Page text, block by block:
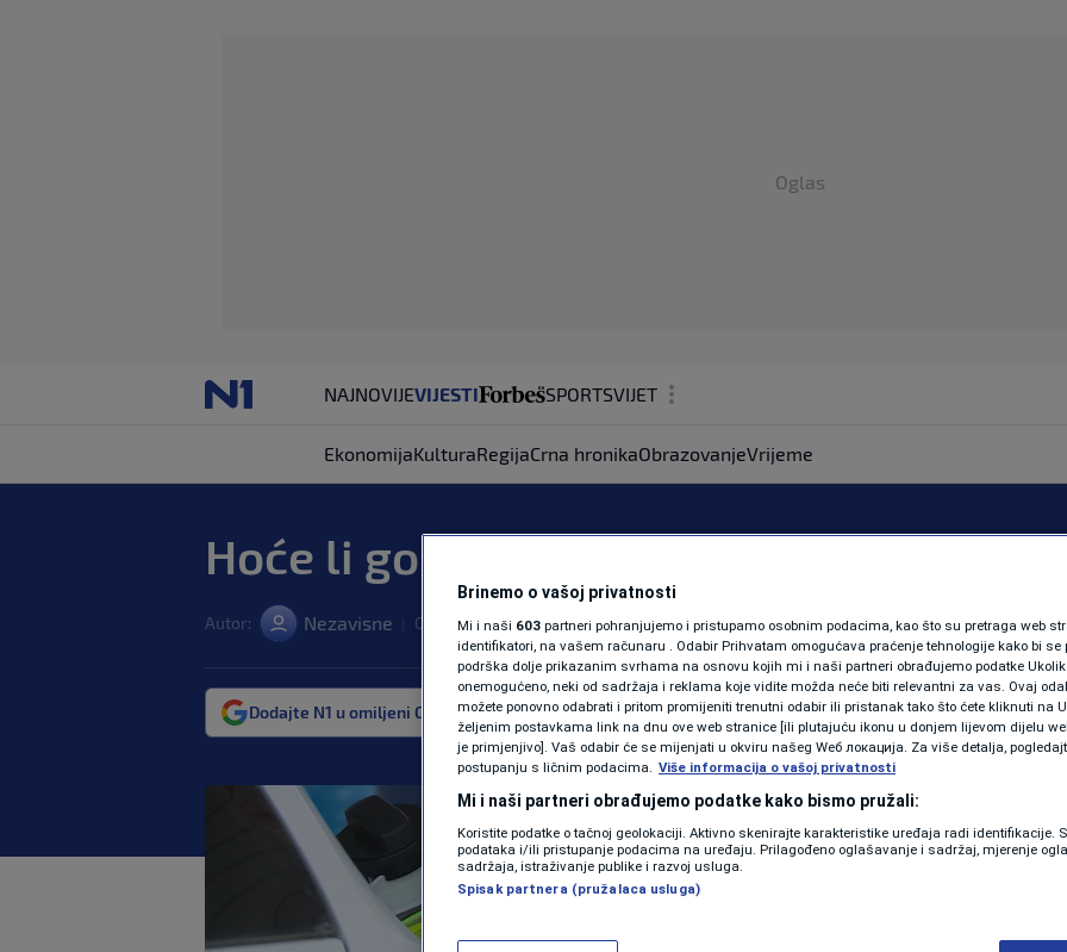
Oglas
NAJNOVIJEVIJESTI SPORTSVIJET
ZDRAVLJE
SHOWBIZ
PODCAST
N1 SPECIJAL
FENOMENI
NEISTRAŽENO
VIRALNO
EkonomijaKulturaRegijaCrna hronikaObrazovanjeVrijeme
Hoće li gorivo u BiH pojeftiniti?
Autor: Nezavisne 05. apr. 2025. 08:33 | VIJESTI | komentara
Dodajte N1 u omiljeni Google izvor Više
Brinemo o vašoj privatnosti
Mi i naši 603 partneri pohranjujemo i pristupamo osobnim podacima, kao što su pretraga web
identifikatori, na vašem računaru . Odabir Prihvatam omogućava praćenje tehnologije kako bi se
podrška dolje prikazanim svrhama na osnovu kojih mi i naši partneri obrađujemo podatke
onemogućeno, neki od sadržaja i reklama koje vidite možda neće biti relevantni za vas. Ovaj
možete ponovno odabrati i pritom promijeniti trenutni odabir ili pristanak tako što ćete kliknuti na
željenim postavkama link na dnu ove web stranice [ili plutajuću ikonu u donjem lijevom dijelu
je primjenjivo]. Vaš odabir će se mijenjati u okviru našeg Wеб локација. Za više detalja,
postupanju s ličnim podacima. Više informacija o vašoj privatnosti
Mi i naši partneri obrađujemo podatke kako bismo pružali:
Koristite podatke o tačnoj geolokaciji. Aktivno skenirajte karakteristike uređaja radi identifikacije.
podataka i/ili pristupanje podacima na uređaju. Prilagođeno oglašavanje i sadržaj, mjerenje
sadržaja, istraživanje publike i razvoj usluga.
Spisak partnera (pružalaca usluga)